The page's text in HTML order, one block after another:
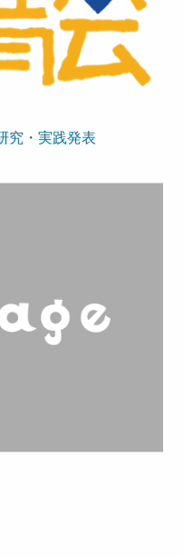
究・実践発表